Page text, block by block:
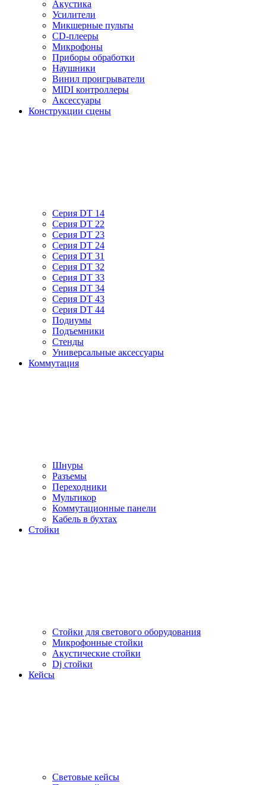
Акустика
Усилители
Микшерные пульты
CD-плееры
Микрофоны
Приборы обработки
Наушники
Винил проигрыватели
MIDI контроллеры
Аксессуары
Конструкции сцены
Серия DT 14
Серия DT 22
Серия DT 23
Серия DT 24
Серия DT 31
Серия DT 32
Серия DT 33
Серия DT 34
Серия DT 43
Серия DT 44
Подиумы
Подъемники
Стенды
Универсальные аксессуары
Коммутация
Шнуры
Разъемы
Переходники
Мультикор
Коммутационные панели
Кабель в бухтах
Стойки
Стойки для светового оборудования
Микрофонные стойки
Акустические стойки
Dj стойки
Кейсы
Световые кейсы